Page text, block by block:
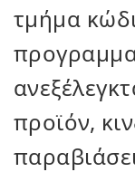
τμήμα
προϊόν,